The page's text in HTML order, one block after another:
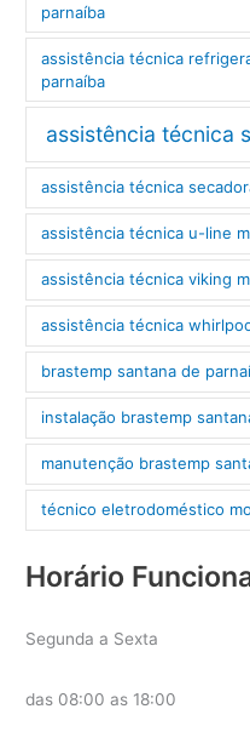
parnaíba
assistência técnica
parnaíba
assistência técnica
assistência técnica
assistência técnica u-line
assistência técnica viking
assistência técnica
brastemp santana de
instalação brastemp
manutenção brastemp
técnico eletrodoméstico
Horário
Segunda a Sexta
das 08:00 as 18:00